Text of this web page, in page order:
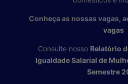
Conheça as nossas vagas,
vagas
Consulte nosso Relatório
Igualdade Salarial de
Semestre